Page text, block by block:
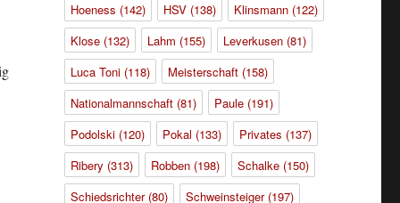
Hoeness (142) HSV(138) Klinsmann(122)
Klose(132) Lahm (155) Leverkusen(81)
Luca Toni(118) Meisterschaft(158)
Nationalmannschaft(81) Paule(191)
Podolski(120) Pokal (133) Privates (137)
Ribery (313) Robben(198) Schalke(150)
Schiedsrichter(80) Schweinsteiger(197)